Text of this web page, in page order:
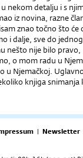
nekom detalju i s
iz novina, razne
znao točno što
i dalje, sve do
nešto nije bilo
o mom radu u
u Njemačkoj.
knjiga
| Newsletter